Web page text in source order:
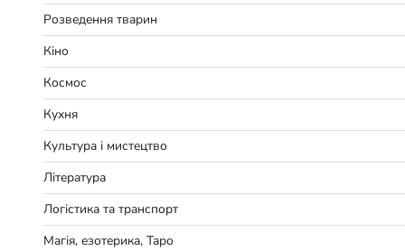
Розведення тварин
Кіно
Космос
Кухня
Культура і мистецтво
Література
Логістика та транспорт
Магія, езотерика, Таро